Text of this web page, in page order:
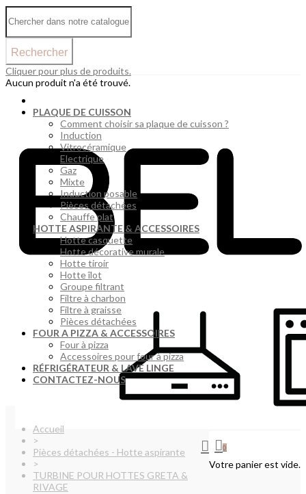
Rechercher
Cliquer pour plus de produits.
Aucun produit n'a été trouvé.
0
Votre panier est vide.
PLAQUE DE CUISSON
Comment choisir sa plaque de cuisson ?
Induction
Vitrocéramique
Electrique
Gaz
Mixte
Induction posable
Pièces détachées
Chauffe plat
HOTTE ASPIRANTE & ACCESSOIRES
Hotte casquette
Hotte décorative murale
Hotte tiroir
Hotte îlot
Groupe filtrant
Filtre à charbon
Filtre à graisse
Pièces détachées
FOUR A PIZZA & ACCESSOIRES
Four à pizza
Accessoires pour four à pizza
RÉFRIGÉRATEUR & LAVE LINGE
CONTACTEZ-NOUS
Accueil
>
Pièces détachées - Hotte aspirante
>
TURBINE POUR HOTTES GRETA &
RIVAGE